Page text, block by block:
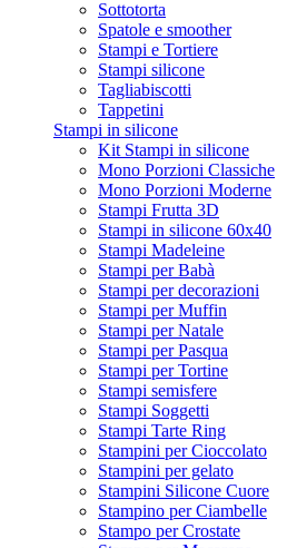
Sottotorta
Spatole e smoother
Stampi e Tortiere
Stampi silicone
Tagliabiscotti
Tappetini
Stampi in silicone
Kit Stampi in silicone
Mono Porzioni Classiche
Mono Porzioni Moderne
Stampi Frutta 3D
Stampi in silicone 60x40
Stampi Madeleine
Stampi per Babà
Stampi per decorazioni
Stampi per Muffin
Stampi per Natale
Stampi per Pasqua
Stampi per Tortine
Stampi semisfere
Stampi Soggetti
Stampi Tarte Ring
Stampini per Cioccolato
Stampini per gelato
Stampini Silicone Cuore
Stampino per Ciambelle
Stampo per Crostate